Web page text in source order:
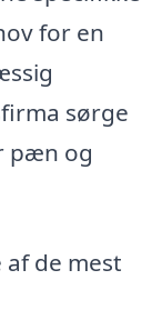
for en
sørge
pæn og
de mest